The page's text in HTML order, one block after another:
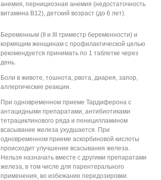
анемия, пернициозная анемия (недостаточность
витамина В12), детский возраст (до 6 лет).
Беременным (II и III триместр беременности) и
кормящим женщинам с профилактической целью
рекомендуется принимать по 1 таблетке через
день.
Боли в животе, тошнота, рвота, диарея, запор,
аллергические реакции.
При одновременном приеме Тардиферона с
антацидными препаратами, антибиотиками
тетрациклинового ряда и пеницилламином
всасывание железа ухудшается. При
одновременном приеме аскорбиновой кислоты
происходит улучшение всасывания железа.
Нельзя назначать вместе с другими препаратами
железа, в том числе для парентерального
применения, во избежание передозировки.